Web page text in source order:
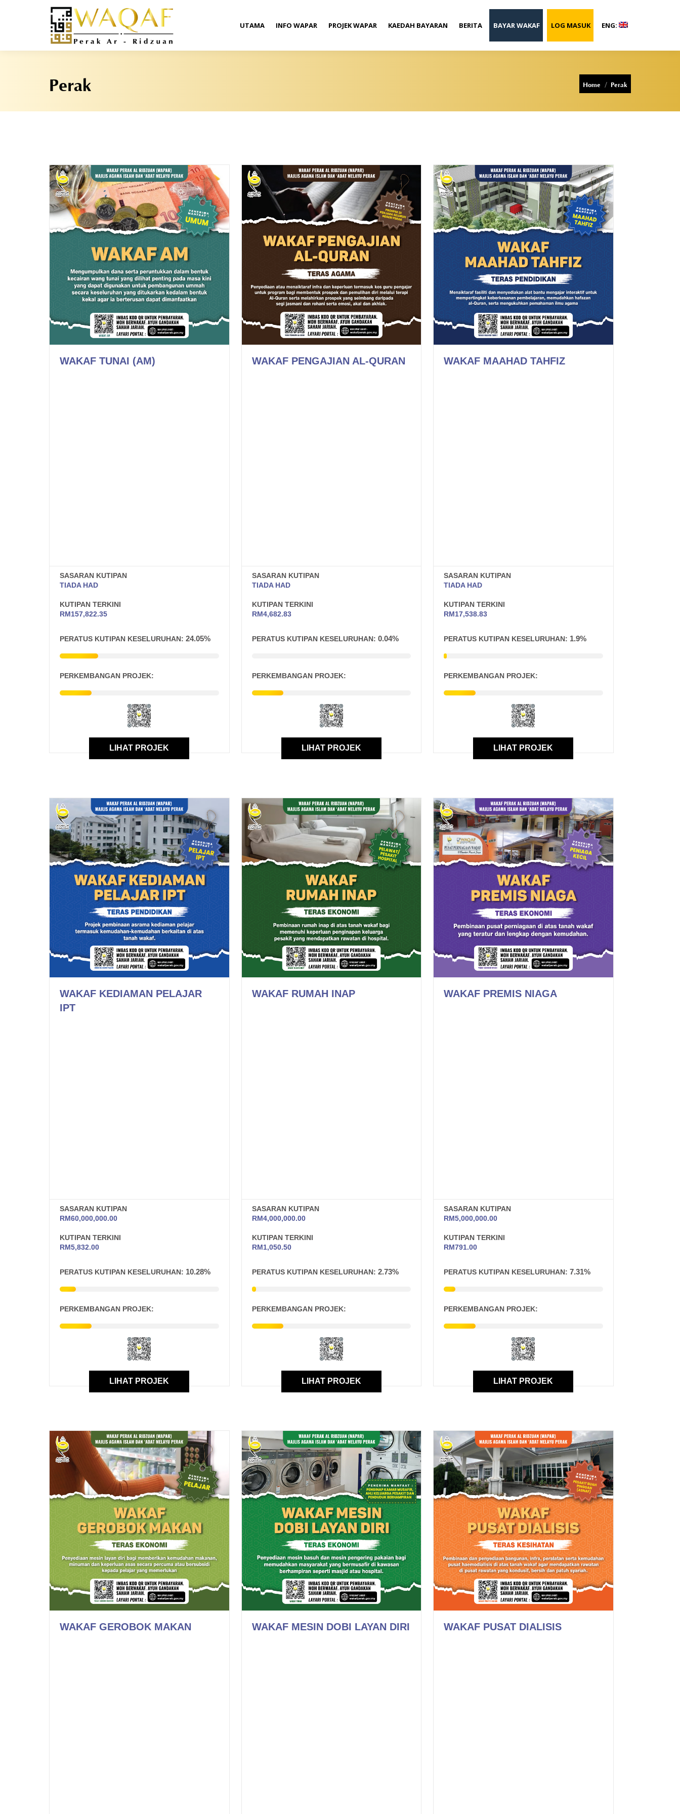
UTAMA INFO WAPAR PROJEK WAPAR KAEDAH BAYARAN BERITA BAYAR WAKAF LOG MASUK ENG:
Perak
You are here:
Home Perak
WAKAF TUNAI (AM)
SASARAN KUTIPAN
TIADA HAD
KUTIPAN TERKINI
RM157,822.35
PERATUS KUTIPAN KESELURUHAN: 24.05%
PERKEMBANGAN PROJEK:
LIHAT PROJEK
WAKAF PENGAJIAN AL-QURAN
SASARAN KUTIPAN
TIADA HAD
KUTIPAN TERKINI
RM4,682.83
PERATUS KUTIPAN KESELURUHAN: 0.04%
PERKEMBANGAN PROJEK:
LIHAT PROJEK
WAKAF MAAHAD TAHFIZ
SASARAN KUTIPAN
TIADA HAD
KUTIPAN TERKINI
RM17,538.83
PERATUS KUTIPAN KESELURUHAN: 1.9%
PERKEMBANGAN PROJEK:
LIHAT PROJEK
WAKAF KEDIAMAN PELAJAR
IPT
SASARAN KUTIPAN
RM60,000,000.00
KUTIPAN TERKINI
RM5,832.00
PERATUS KUTIPAN KESELURUHAN: 10.28%
PERKEMBANGAN PROJEK:
LIHAT PROJEK
WAKAF RUMAH INAP
SASARAN KUTIPAN
RM4,000,000.00
KUTIPAN TERKINI
RM1,050.50
PERATUS KUTIPAN KESELURUHAN: 2.73%
PERKEMBANGAN PROJEK:
LIHAT PROJEK
WAKAF PREMIS NIAGA
SASARAN KUTIPAN
RM5,000,000.00
KUTIPAN TERKINI
RM791.00
PERATUS KUTIPAN KESELURUHAN: 7.31%
PERKEMBANGAN PROJEK:
LIHAT PROJEK
WAKAF GEROBOK MAKAN WAKAF MESIN DOBI LAYAN DIRI WAKAF PUSAT DIALISIS